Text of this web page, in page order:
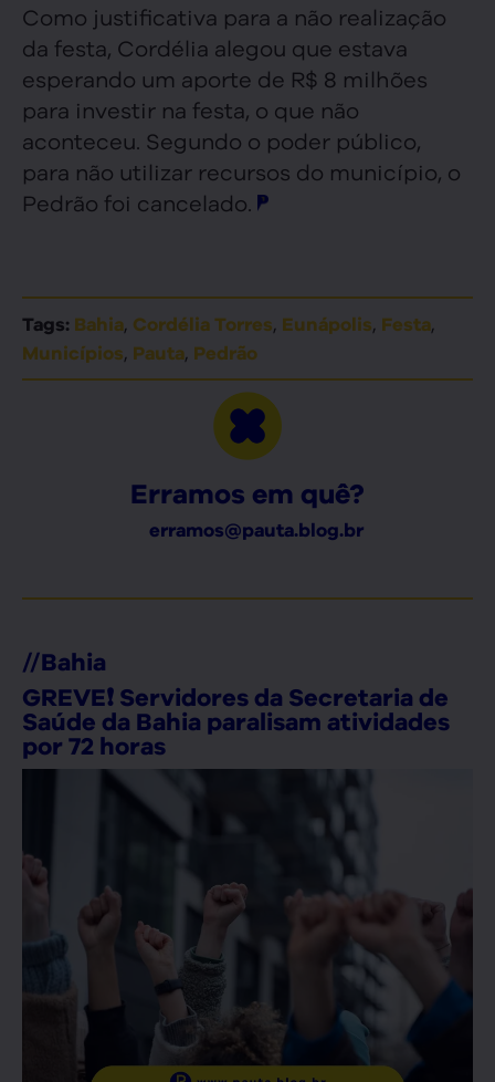
Como justificativa para a não realização
da festa, Cordélia alegou que estava
esperando um aporte de R$ 8 milhões
para investir na festa, o que não
aconteceu. Segundo o poder público,
para não utilizar recursos do município, o
Pedrão foi cancelado.
Tags: Bahia, Cordélia Torres, Eunápolis, Festa,
Municípios, Pauta, Pedrão
Erramos em quê?
erramos@pauta.blog.br
//Bahia
GREVE❗ Servidores da Secretaria de
Saúde da Bahia paralisam atividades
por 72 horas